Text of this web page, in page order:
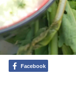
Facebook